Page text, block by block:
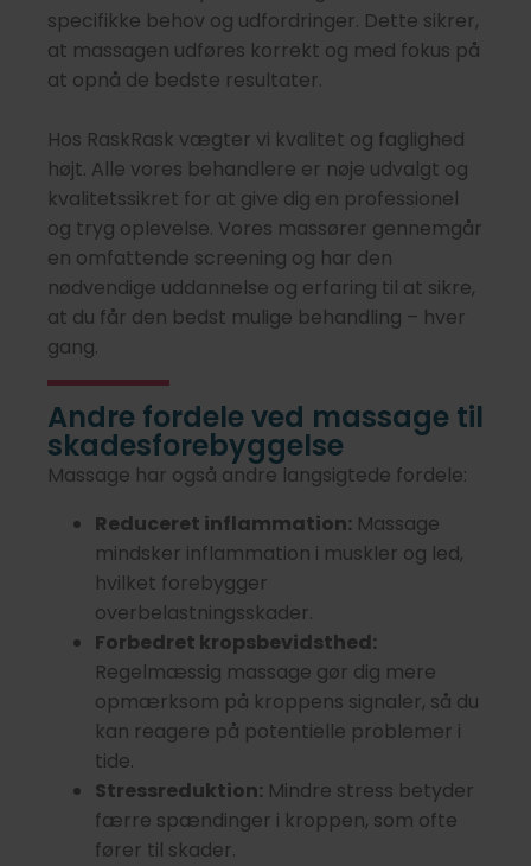
specifikke behov og udfordringer. Dette sikrer,
at massagen udføres korrekt og med fokus på
at opnå de bedste resultater.
Hos RaskRask vægter vi kvalitet og faglighed
højt. Alle vores behandlere er nøje udvalgt og
kvalitetssikret for at give dig en professionel
og tryg oplevelse. Vores massører gennemgår
en omfattende screening og har den
nødvendige uddannelse og erfaring til at sikre,
at du får den bedst mulige behandling – hver
gang.
Andre fordele ved massage til
skadesforebyggelse
Massage har også andre langsigtede fordele:
Reduceret inflammation: Massage
mindsker inflammation i muskler og led,
hvilket forebygger
overbelastningsskader.
Forbedret kropsbevidsthed:
Regelmæssig massage gør dig mere
opmærksom på kroppens signaler, så du
kan reagere på potentielle problemer i
tide.
Stressreduktion: Mindre stress betyder
færre spændinger i kroppen, som ofte
fører til skader.